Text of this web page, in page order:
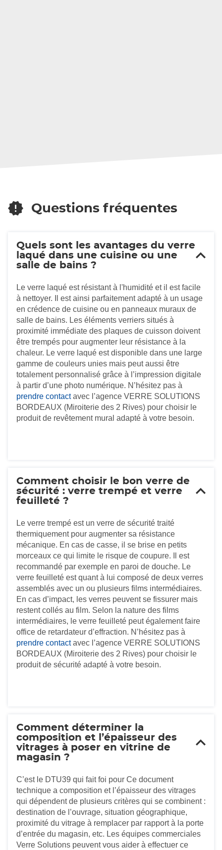
Questions fréquentes
Quels sont les avantages du verre
laqué dans une cuisine ou une
salle de bains ?
Le verre laqué est résistant à l'humidité et il est facile
à nettoyer. Il est ainsi parfaitement adapté à un usage
en crédence de cuisine ou en panneaux muraux de
salle de bains. Les éléments verriers situés à
proximité immédiate des plaques de cuisson doivent
être trempés pour augmenter leur résistance à la
chaleur. Le verre laqué est disponible dans une large
gamme de couleurs unies mais peut aussi être
totalement personnalisé grâce à l’impression digitale
à partir d’une photo numérique. N’hésitez pas à
prendre contactavec l’agence VERRE SOLUTIONS
BORDEAUX (Miroiterie des 2 Rives) pour choisir le
produit de revêtement mural adapté à votre besoin.
Comment choisir le bon verre de
sécurité : verre trempé et verre
feuilleté ?
Le verre trempé est un verre de sécurité traité
thermiquement pour augmenter sa résistance
mécanique. En cas de casse, il se brise en petits
morceaux ce qui limite le risque de coupure. Il est
recommandé par exemple en paroi de douche. Le
verre feuilleté est quant à lui composé de deux verres
assemblés avec un ou plusieurs films intermédiaires.
En cas d’impact, les verres peuvent se fissurer mais
restent collés au film. Selon la nature des films
intermédiaires, le verre feuilleté peut également faire
office de retardateur d’effraction. N’hésitez pas à
prendre contactavec l’agence VERRE SOLUTIONS
BORDEAUX (Miroiterie des 2 Rives) pour choisir le
produit de sécurité adapté à votre besoin.
Comment déterminer la
composition et l’épaisseur des
vitrages à poser en vitrine de
magasin ?
C’est le DTU39 qui fait foi pour Ce document
technique a composition et l’épaisseur des vitrages
qui dépendent de plusieurs critères qui se combinent :
destination de l’ouvrage, situation géographique,
proximité du vitrage à remplacer par rapport à la porte
d’entrée du magasin, etc. Les équipes commerciales
Verre Solutions peuvent vous aider à effectuer ce